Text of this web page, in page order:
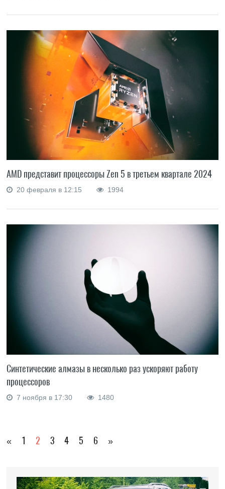
AMD представит процессоры Zen 5 в третьем квартале 2024
20 февраля в 12:15 1994
Синтетические алмазы в несколько раз ускоряют работу
процессоров
7 ноября в 17:30 1480
« 1 2 3 4 5 6 »